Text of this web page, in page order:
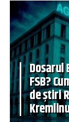
Dosarul
FSB?
de știri